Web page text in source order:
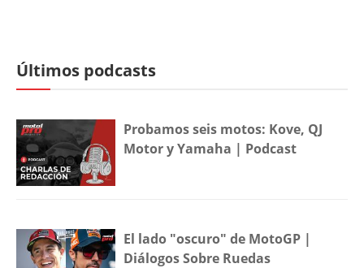
Últimos podcasts
Probamos seis motos: Kove, QJ
Motor y Yamaha | Podcast
El lado "oscuro" de MotoGP |
Diálogos Sobre Ruedas